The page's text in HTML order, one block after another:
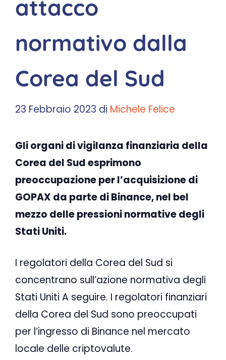
attacco
normativo dalla
Corea del Sud
23 Febbraio 2023 di Michele Felice
Gli organi di vigilanza finanziaria della
Corea del Sud esprimono
preoccupazione per l’acquisizione di
GOPAX da parte di Binance, nel bel
mezzo delle pressioni normative degli
Stati Uniti.
I regolatori della Corea del Sud si
concentrano sull’azione normativa degli
Stati Uniti A seguire. I regolatori finanziari
della Corea del Sud sono preoccupati
per l’ingresso di Binance nel mercato
locale delle criptovalute.